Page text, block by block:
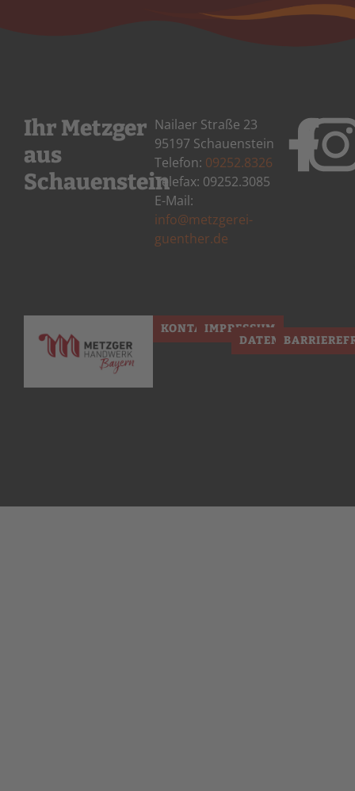
Ihr Metzger
aus
Schauenstein
Nailaer Straße 23
95197 Schauenstein
Telefon: 09252.8326
Telefax: 09252.3085
E-Mail:
info@metzgerei-
guenther.de
KONTAKTIMPRESSUM
DATENSCHUTZ